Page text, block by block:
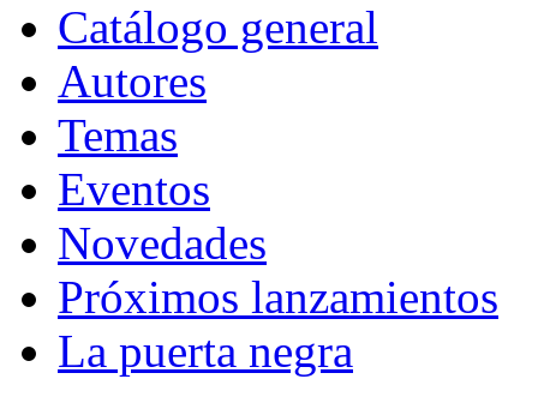
Catálogo general
Autores
Temas
Eventos
Novedades
Próximos lanzamientos
La puerta negra